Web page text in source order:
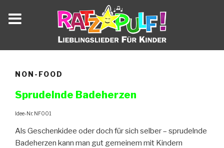
springen
NON-FOOD
Sprudelnde Badeherzen
Idee-Nr.: NF001
Als Geschenkidee oder doch für sich selber – sprudelnde
Badeherzen kann man gut gemeinem mit Kindern